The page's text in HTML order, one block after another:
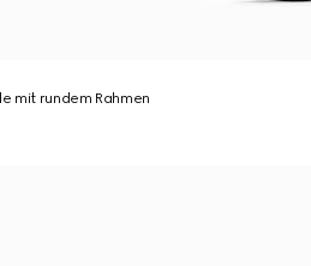
mit rundem Rahmen